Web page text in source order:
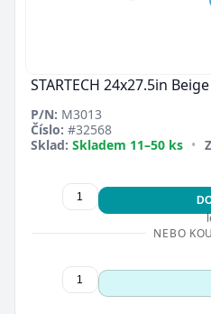
STARTECH 24x27.5in
P/N: M3013
Číslo: #32568
Sklad: Skladem 11–50 ks •
NEBO